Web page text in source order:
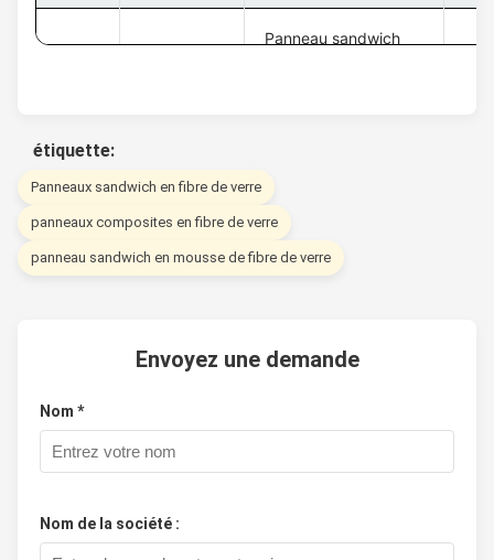
Panneau sandwich
étiquette:
Panneaux sandwich en fibre de verre
panneaux composites en fibre de verre
panneau sandwich en mousse de fibre de verre
Envoyez une demande
Nom *
Nom de la société :